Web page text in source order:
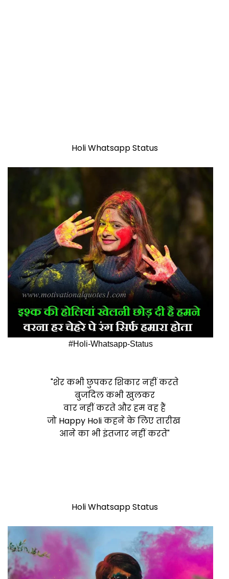
Holi Whatsapp Status
#Holi-Whatsapp-Status
"शेर कभी छुपकर शिकार नहीं करते
बुजदिल कभी खुलकर
वार नहीं करते और हम वह हैं
जो Happy Holi कहने के लिए तारीख
आने का भी इंतजार नहीं करते"
Holi Whatsapp Status